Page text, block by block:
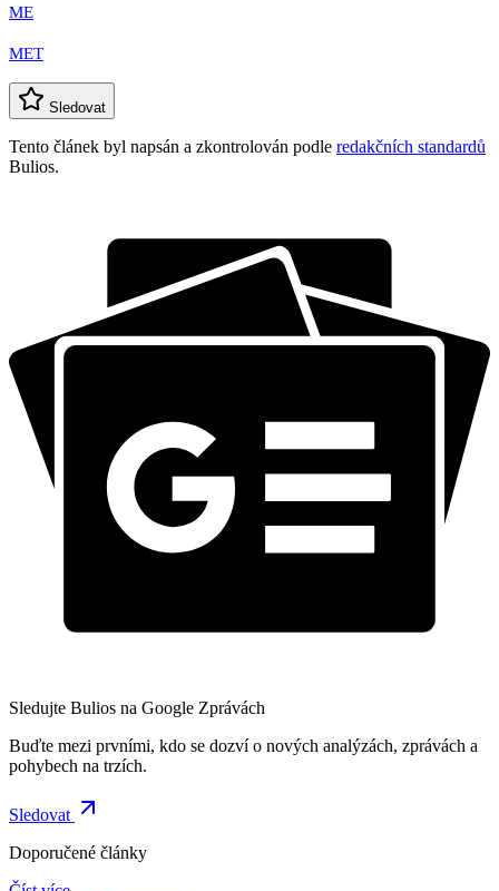
ME
MET
Sledovat
Tento článek byl napsán a zkontrolován podle redakčních standardů
Bulios.
Sledujte Bulios na Google Zprávách
Buďte mezi prvními, kdo se dozví o nových analýzách, zprávách a
pohybech na trzích.
Sledovat
Doporučené články